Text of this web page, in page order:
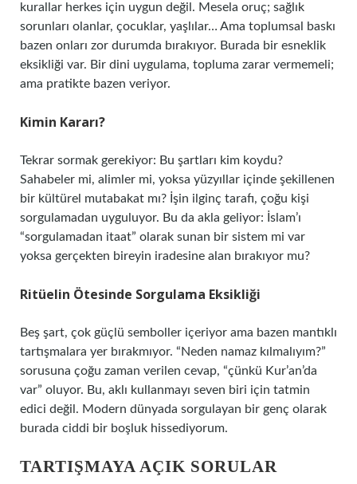
kurallar herkes için uygun değil. Mesela oruç; sağlık
sorunları olanlar, çocuklar, yaşlılar… Ama toplumsal baskı
bazen onları zor durumda bırakıyor. Burada bir esneklik
eksikliği var. Bir dini uygulama, topluma zarar vermemeli;
ama pratikte bazen veriyor.
Kimin Kararı?
Tekrar sormak gerekiyor: Bu şartları kim koydu?
Sahabeler mi, alimler mi, yoksa yüzyıllar içinde şekillenen
bir kültürel mutabakat mı? İşin ilginç tarafı, çoğu kişi
sorgulamadan uyguluyor. Bu da akla geliyor: İslam’ı
“sorgulamadan itaat” olarak sunan bir sistem mi var
yoksa gerçekten bireyin iradesine alan bırakıyor mu?
Ritüelin Ötesinde Sorgulama Eksikliği
Beş şart, çok güçlü semboller içeriyor ama bazen mantıklı
tartışmalara yer bırakmıyor. “Neden namaz kılmalıyım?”
sorusuna çoğu zaman verilen cevap, “çünkü Kur’an’da
var” oluyor. Bu, aklı kullanmayı seven biri için tatmin
edici değil. Modern dünyada sorgulayan bir genç olarak
burada ciddi bir boşluk hissediyorum.
TARTIŞMAYA AÇIK SORULAR